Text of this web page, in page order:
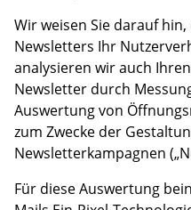
Wir weisen Sie darauf
Newsletters Ihr
analysieren wir auch
Newsletter durch
Auswertung von
zum Zwecke der
Newsletterkampagnen
Für diese Auswertung